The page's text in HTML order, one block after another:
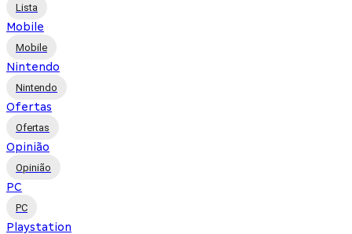
Lista
Mobile
Mobile
Nintendo
Nintendo
Ofertas
Ofertas
Opinião
Opinião
PC
PC
Playstation